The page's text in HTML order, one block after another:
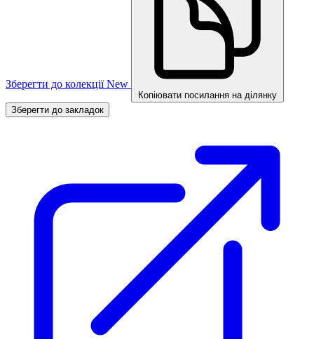
Зберегти до колекції New
Копіювати посилання на ділянку
Зберегти до закладок